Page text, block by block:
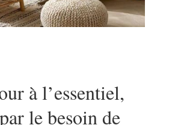
à l’essentiel,
le besoin de